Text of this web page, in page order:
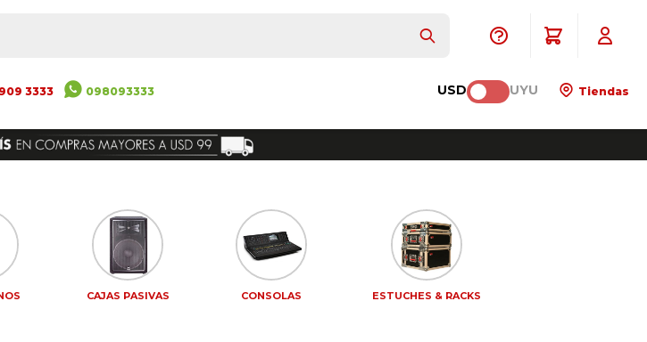
3333 098093333 USD UYU Tiendas
CAJAS PASIVAS CONSOLAS ESTUCHES & RACKS